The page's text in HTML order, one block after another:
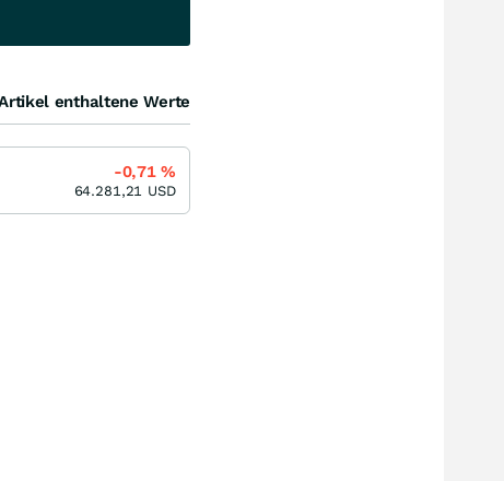
enthaltene Werte
-0,71%
64.281,21 USD